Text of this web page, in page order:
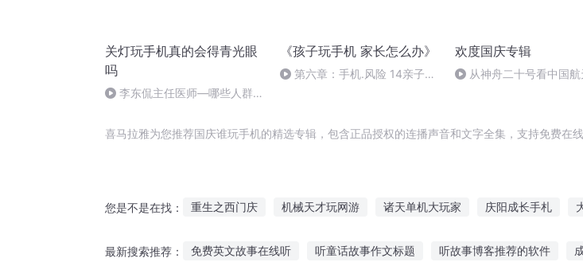
关灯玩手机真的会得青光眼
吗
李东侃主任医师—哪些人群更
《孩子玩手机 家长怎么办》
第六章：手机.风险 14亲子冲
欢度国庆专辑
从神舟二十号看中国航
喜马拉雅为您推荐国庆谁玩手机的精选专辑，包含正品授权的连播声音和文字全集，支持免费在
您是不是在找： 重生之西门庆 机械天才玩网游 诸天单机大玩家 庆阳成长手札
最新搜索推荐： 免费英文故事在线听 听童话故事作文标题 听故事博客推荐的软件